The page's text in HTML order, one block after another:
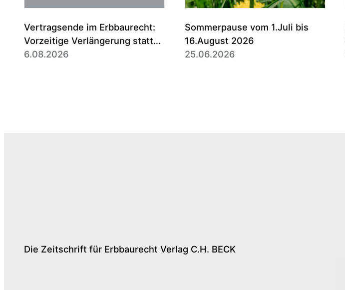
Vertragsende im Erbbaurecht:
Vorzeitige Verlängerung statt
Entschädigung ist die Regel
6.08.2026
Sommerpause vom 1.Juli bis
16.August 2026
25.06.2026
Die Zeitschrift für Erbbaurecht Verlag C.H. BECK